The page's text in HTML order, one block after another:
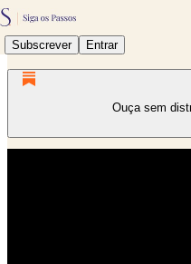
Subscrever Entrar
Ouça sem